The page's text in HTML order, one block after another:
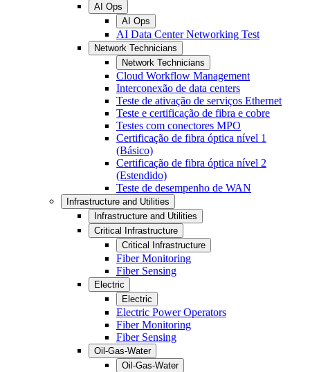
AI Ops
AI Ops
AI Data Center Networking Test
Network Technicians
Network Technicians
Cloud Workflow Management
Interconexão de data centers
Teste de ativação de serviços Ethernet
Teste e certificação de fibra e cobre
Testes com conectores MPO
Certificação de fibra óptica nível 1
(Básico)
Certificação de fibra óptica nível 2
(Estendido)
Teste de desempenho de WAN
Infrastructure and Utilities
Infrastructure and Utilities
Critical Infrastructure
Critical Infrastructure
Fiber Monitoring
Fiber Sensing
Electric
Electric
Electric Power Operators
Fiber Monitoring
Fiber Sensing
Oil-Gas-Water
Oil-Gas-Water